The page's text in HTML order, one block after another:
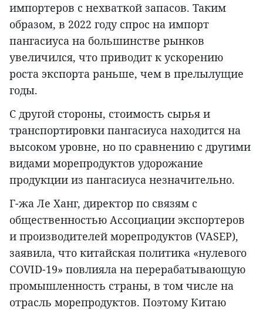
импортеров с нехваткой запасов. Таким
образом, в 2022 году спрос на импорт
пангасиуса на большинстве рынков
увеличился, что приводит к ускорению
роста экспорта раньше, чем в прелылущие
годы.
С другой стороны, стоимость сырья и
транспортировки пангасиуса находится на
высоком уровне, но по сравнению с другими
видами морепродуктов удорожание
продукции из пангасиуса незначительно.
Г-жа Ле Ханг, директор по связям с
общественностью Ассоциации экспортеров
и производителей морепродуктов (VASEP),
заявила, что китайская политика «нулевого
COVID-19» повлияла на перерабатывающую
промышленность страны, в том числе на
отрасль морепродуктов. Поэтому Китаю